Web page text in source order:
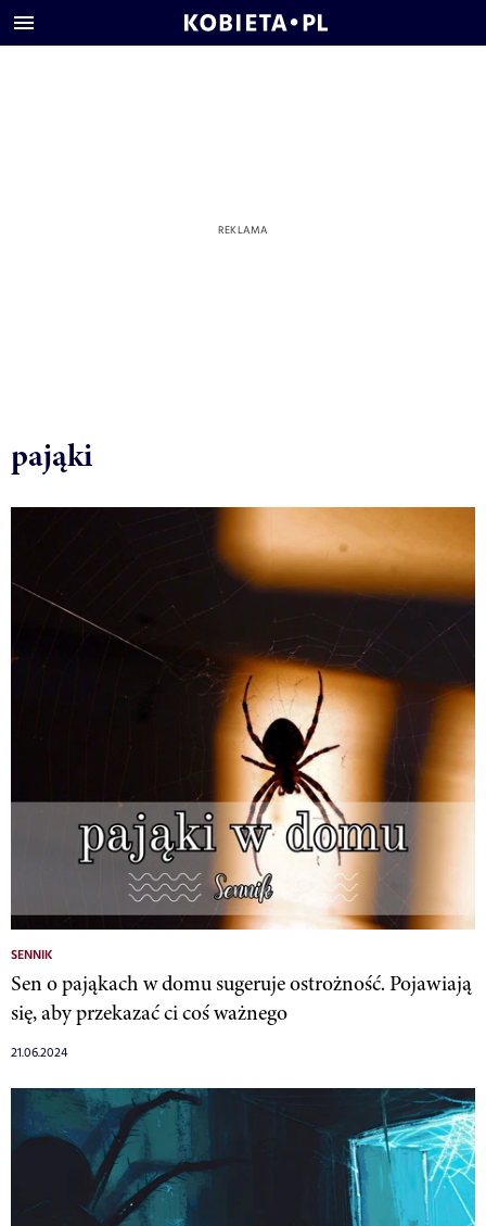
pająki
SENNIK
Sen o pająkach w domu sugeruje ostrożność. Pojawiają
się, aby przekazać ci coś ważnego
21.06.2024